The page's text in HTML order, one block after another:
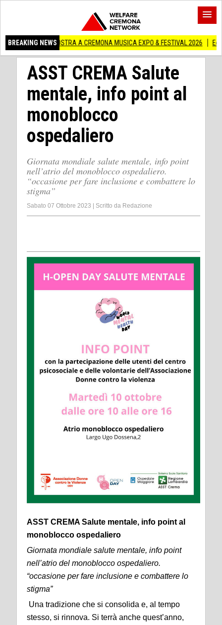
BREAKING NEWS
MOSTRA A CREMONA MUSICA EXPO & FESTIVAL 2026 Edilizia lombarda,
ASST CREMA Salute
mentale, info point al
monoblocco
ospedaliero
Giornata mondiale salute mentale, info point
nell’atrio del monoblocco ospedaliero.
“occasione per fare inclusione e combattere lo
stigma”
Sabato 07 Ottobre 2023 Scritto da Redazione
ASST CREMA Salute mentale, info point al
monoblocco ospedaliero
Giornata mondiale salute mentale, info point
nell’atrio del monoblocco ospedaliero.
“occasione per fare inclusione e combattere lo
stigma”
Una tradizione che si consolida e, al tempo
stesso, si rinnova. Si terrà anche quest’anno,